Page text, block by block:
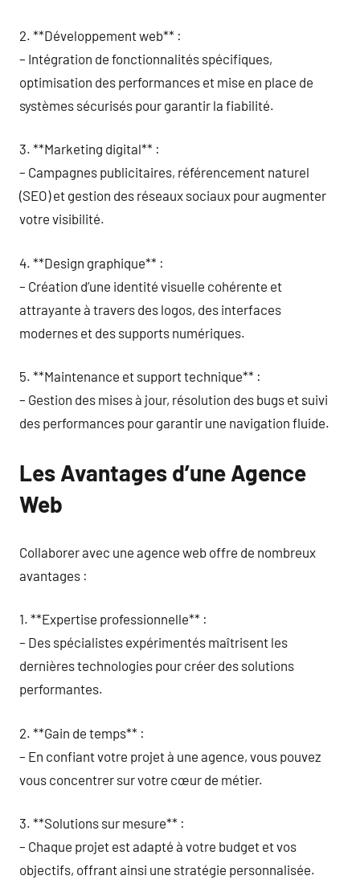
2. **Développement web** :
– Intégration de fonctionnalités spécifiques,
optimisation des performances et mise en place de
systèmes sécurisés pour garantir la fiabilité.
3. **Marketing digital** :
– Campagnes publicitaires, référencement naturel
(SEO) et gestion des réseaux sociaux pour augmenter
votre visibilité.
4. **Design graphique** :
– Création d’une identité visuelle cohérente et
attrayante à travers des logos, des interfaces
modernes et des supports numériques.
5. **Maintenance et support technique** :
– Gestion des mises à jour, résolution des bugs et suivi
des performances pour garantir une navigation fluide.
Les Avantages d’une Agence
Web
Collaborer avec une agence web offre de nombreux
avantages :
1. **Expertise professionnelle** :
– Des spécialistes expérimentés maîtrisent les
dernières technologies pour créer des solutions
performantes.
2. **Gain de temps** :
– En confiant votre projet à une agence, vous pouvez
vous concentrer sur votre cœur de métier.
3. **Solutions sur mesure** :
– Chaque projet est adapté à votre budget et vos
objectifs, offrant ainsi une stratégie personnalisée.